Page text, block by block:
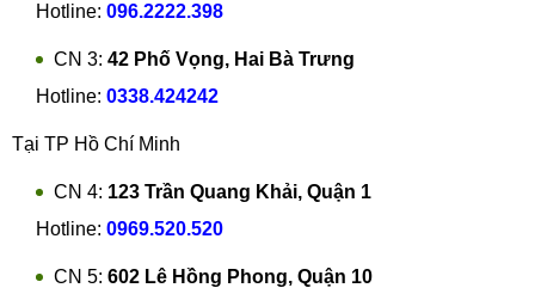
Hotline: 096.2222.398
CN 3: 42 Phố Vọng, Hai Bà Trưng
Hotline: 0338.424242
Tại TP Hồ Chí Minh
CN 4: 123 Trần Quang Khải, Quận 1
Hotline: 0969.520.520
CN 5: 602 Lê Hồng Phong, Quận 10